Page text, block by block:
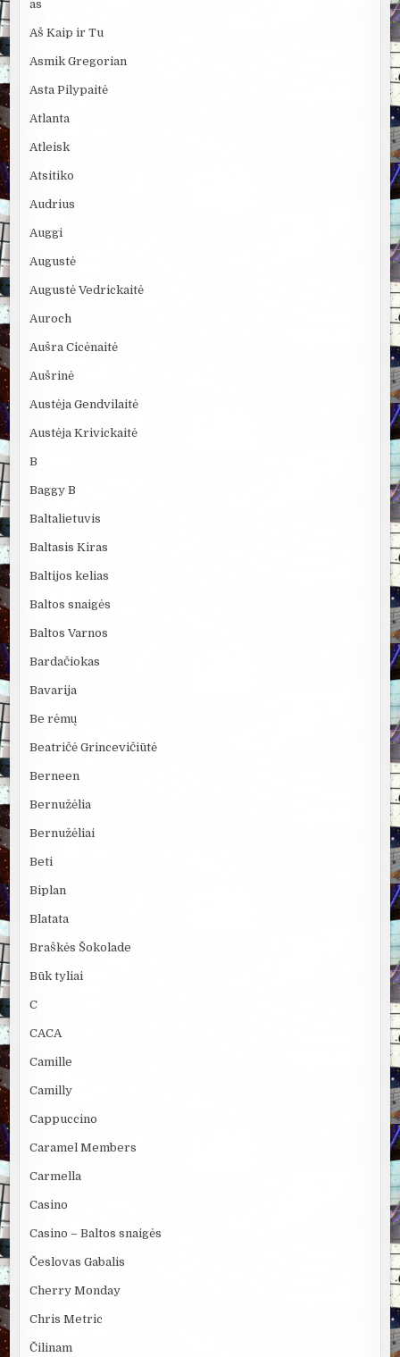
as
Aš Kaip ir Tu
Asmik Gregorian
Asta Pilypaitė
Atlanta
Atleisk
Atsitiko
Audrius
Auggi
Augustė
Augustė Vedrickaitė
Auroch
Aušra Cicėnaitė
Aušrinė
Austėja Gendvilaitė
Austėja Krivickaitė
B
Baggy B
Baltalietuvis
Baltasis Kiras
Baltijos kelias
Baltos snaigės
Baltos Varnos
Bardačiokas
Bavarija
Be rėmų
Beatričė Grincevičiūtė
Berneen
Bernužėlia
Bernužėliai
Beti
Biplan
Blatata
Braškės Šokolade
Būk tyliai
C
CACA
Camille
Camilly
Cappuccino
Caramel Members
Carmella
Casino
Casino – Baltos snaigės
Česlovas Gabalis
Cherry Monday
Chris Metric
Čilinam